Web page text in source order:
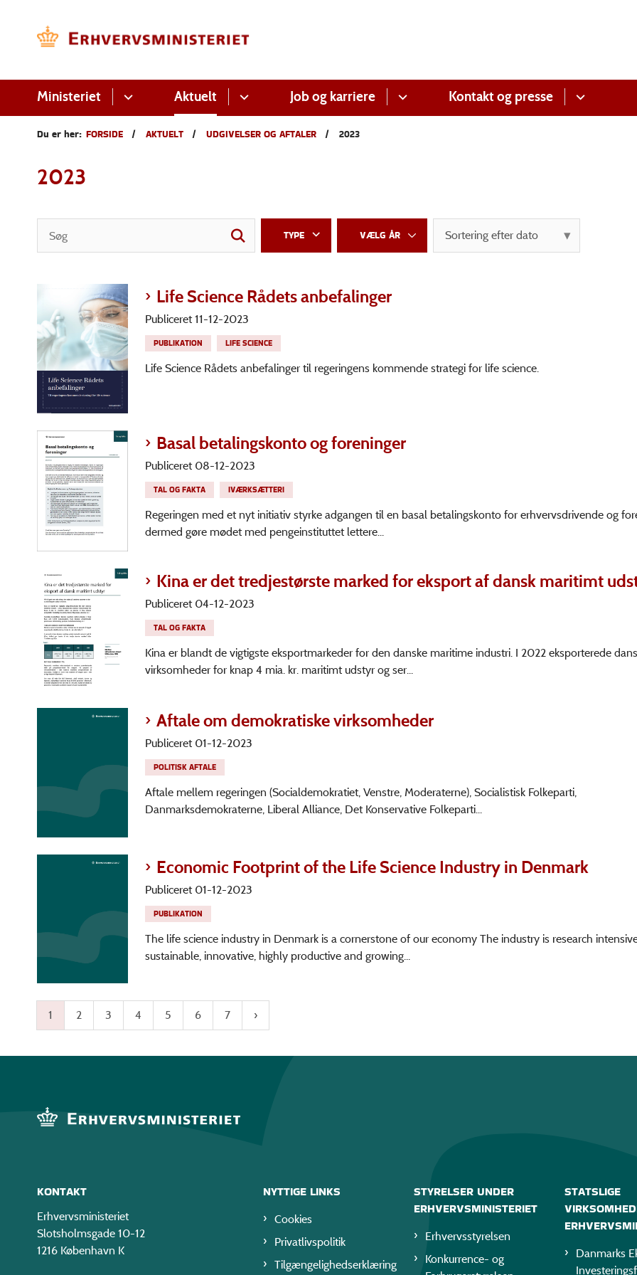
Ministeriet Aktuelt Job og karriere Kontakt og presse
Du er her: FORSIDE AKTUELT UDGIVELSER OG AFTALER 2023
2023
TYPE
Life Science Rådets anbefalinger
Publiceret 11-12-2023
PUBLIKATION LIFE SCIENCE
Life Science Rådets anbefalinger til regeringens kommende strategi for life science.
Basal betalingskonto og foreninger
Publiceret 08-12-2023
TAL OG FAKTA IVÆRKSÆTTERI
Regeringen med et nyt initiativ styrke adgangen til en basal betalingskonto for erhvervsdrivende og
dermed gøre mødet med pengeinstituttet lettere...
Kina er det tredjestørste marked for eksport af dansk maritimt
Publiceret 04-12-2023
TAL OG FAKTA
Kina er blandt de vigtigste eksportmarkeder for den danske maritime industri. I 2022 eksporterede
virksomheder for knap 4 mia. kr. maritimt udstyr og ser...
Aftale om demokratiske virksomheder
Publiceret 01-12-2023
POLITISK AFTALE
Aftale mellem regeringen (Socialdemokratiet, Venstre, Moderaterne), Socialistisk Folkeparti,
Danmarksdemokraterne, Liberal Alliance, Det Konservative Folkeparti...
Economic Footprint of the Life Science Industry in Denmark
Publiceret 01-12-2023
PUBLIKATION
The life science industry in Denmark is a cornerstone of our economy The industry is research
sustainable, innovative, highly productive and growing...
1 2 3 4 5 6 7
KONTAKT
Erhvervsministeriet
Slotsholmsgade 10-12
1216 København K
NYTTIGE LINKS
Cookies
Privatlivspolitik
Tilgængelighedserklæring
STYRELSER UNDER
ERHVERVSMINISTERIET
Erhvervsstyrelsen
Konkurrence- og
STATSLIGE
Danmarks